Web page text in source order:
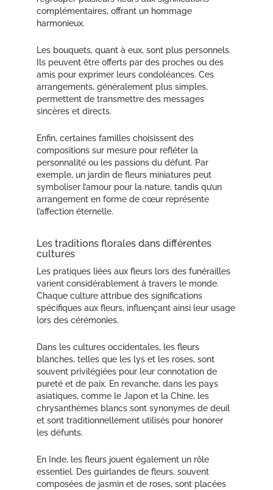
complémentaires, offrant un hommage
harmonieux.
Les bouquets, quant à eux, sont plus personnels.
Ils peuvent être offerts par des proches ou des
amis pour exprimer leurs condoléances. Ces
arrangements, généralement plus simples,
permettent de transmettre des messages
sincères et directs.
Enfin, certaines familles choisissent des
compositions sur mesure pour refléter la
personnalité ou les passions du défunt. Par
exemple, un jardin de fleurs miniatures peut
symboliser l’amour pour la nature, tandis qu’un
arrangement en forme de cœur représente
l’affection éternelle.
Les traditions florales dans différentes
cultures
Les pratiques liées aux fleurs lors des funérailles
varient considérablement à travers le monde.
Chaque culture attribue des significations
spécifiques aux fleurs, influençant ainsi leur usage
lors des cérémonies.
Dans les cultures occidentales, les fleurs
blanches, telles que les lys et les roses, sont
souvent privilégiées pour leur connotation de
pureté et de paix. En revanche, dans les pays
asiatiques, comme le Japon et la Chine, les
chrysanthèmes blancs sont synonymes de deuil
et sont traditionnellement utilisés pour honorer
les défunts.
En Inde, les fleurs jouent également un rôle
essentiel. Des guirlandes de fleurs, souvent
composées de jasmin et de roses, sont placées